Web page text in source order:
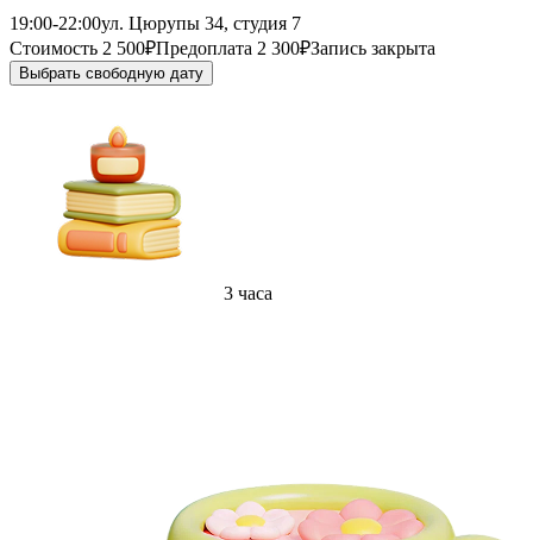
19:00-22:00ул. Цюрупы 34, студия 7
Стоимость 2 500₽Предоплата 2 300₽Запись закрыта
Выбрать свободную дату
3 часа